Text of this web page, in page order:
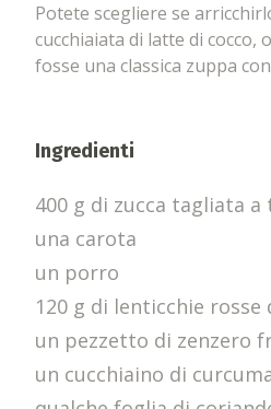
Potete scegliere se
cucchiaiata di latte di cocco,
fosse una classica zuppa
Ingredienti
400 g di zucca tagliata
una carota
un porro
120 g di lenticchie
un pezzetto di zenzero
un cucchiaino di